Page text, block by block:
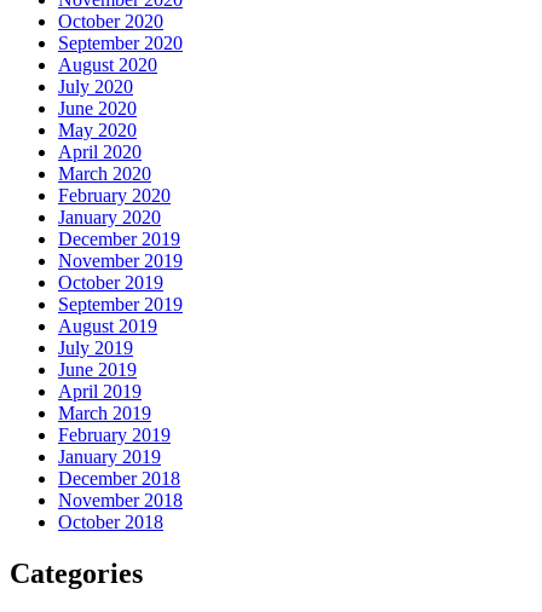
October 2020
September 2020
August 2020
July 2020
June 2020
May 2020
April 2020
March 2020
February 2020
January 2020
December 2019
November 2019
October 2019
September 2019
August 2019
July 2019
June 2019
April 2019
March 2019
February 2019
January 2019
December 2018
November 2018
October 2018
Categories